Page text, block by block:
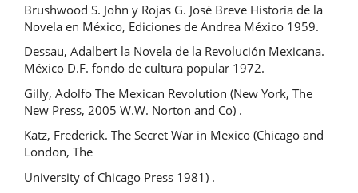
Brushwood S. John y Rojas G. José Breve Historia de la
Novela en México, Ediciones de Andrea México 1959.
Dessau, Adalbert la Novela de la Revolución Mexicana.
México D.F. fondo de cultura popular 1972.
Gilly, Adolfo The Mexican Revolution (New York, The
New Press, 2005 W.W. Norton and Co) .
Katz, Frederick. The Secret War in Mexico (Chicago and
London, The
University of Chicago Press 1981) .